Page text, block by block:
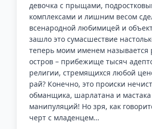
девочка с прыщами,
комплексами и лишним весом
всенародной любимицей и
зашло это сумасшествие
теперь моим именем называется
остров – прибежище тысяч
религии, стремящихся любой
рай? Конечно, это происки
обманщика, шарлатана и мастака
манипуляций! Но зря, как
черт с младенцем…